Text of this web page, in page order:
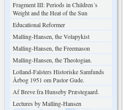
Fragment III: Periods in Children´s
Weight and the Heat of the Sun
Educational Reformer
Malling-Hansen, the Volapykist
Malling-Hansen, the Freemason
Malling-Hansen, the Theologian.
Lolland-Falsters Historiske Samfunds
Årbog 1951 om Pastor Gude.
Af Breve fra Hunseby Præstegaard.
Lectures by Malling-Hansen